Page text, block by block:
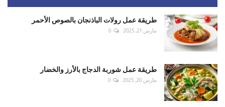
طريقة عمل رولات الباذنجان بالصوص الأحمر
مارس 21, 2025 0
طريقة عمل شوربة الدجاج بالأرز والخضار
مارس 20, 2025 0